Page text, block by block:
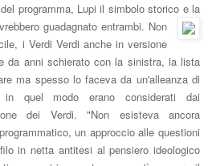
programma, Lupi il simbolostorico e la
guadagnato entrambi. Non
i Verdi Verdi anche in versione
da anni schieratocon la sinistra, la lista
ma spesso lo facevada un'alleanza di
in quel modo eranoconsiderati dai
dei Verdi. "Non esisteva ancora
un approccio alle questioni
in netta antitesi al pensiero ideologico